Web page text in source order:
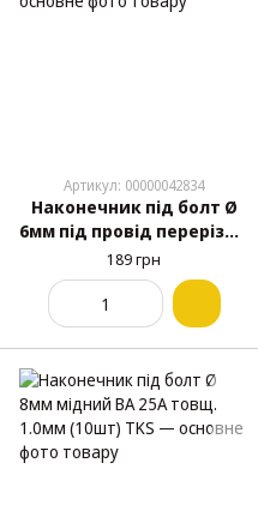
Артикул: 00000042834
Наконечник під болт Ø
6мм під провід перерізом
6 (50шт) Туреччина
ТТ1408
189 грн